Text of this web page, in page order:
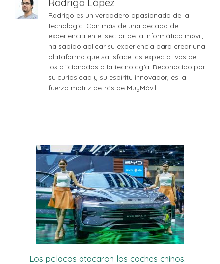
Rodrigo López
Rodrigo es un verdadero apasionado de la
tecnología. Con más de una década de
experiencia en el sector de la informática móvil,
ha sabido aplicar su experiencia para crear una
plataforma que satisface las expectativas de
los aficionados a la tecnología. Reconocido por
su curiosidad y su espíritu innovador, es la
fuerza motriz detrás de MuyMóvil.
Los polacos atacaron los coches chinos.